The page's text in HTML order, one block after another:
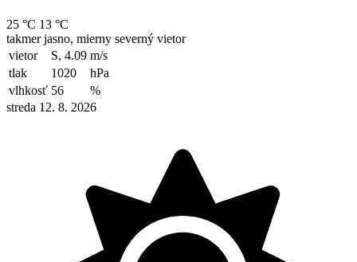
25 °C 13 °C
takmer jasno, mierny severný vietor
vietor
S, 4.09 m/s
tlak
1020
hPa
vlhkosť 56
%
streda 12. 8. 2026